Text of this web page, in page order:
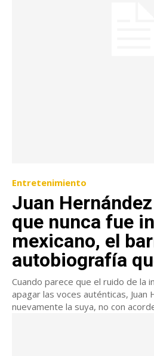
Entretenimiento
Juan
que nunca fue
mexicano, el
autobiografía
Cuando parece que el ruido de la
apagar las voces auténticas, Juan
nuevamente la suya, no con